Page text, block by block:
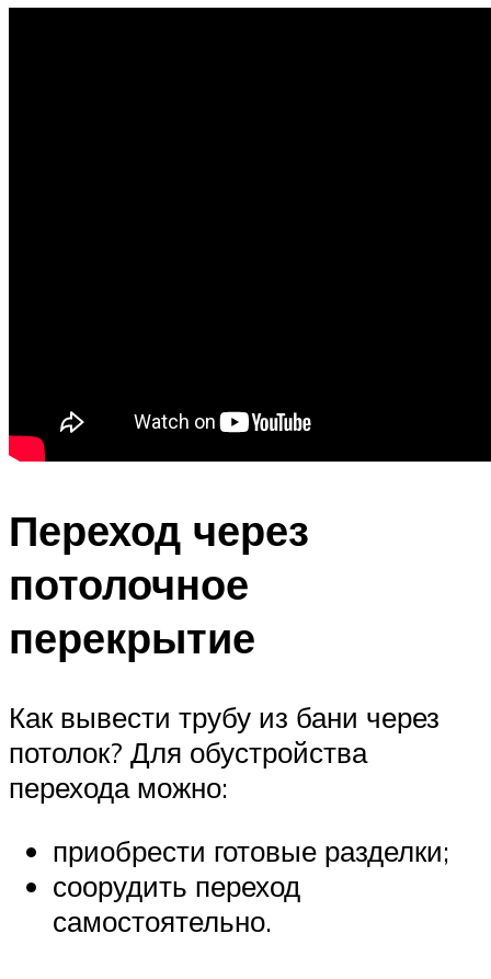
Переход через
потолочное
перекрытие
Как вывести трубу из бани через
потолок? Для обустройства
перехода можно:
приобрести готовые разделки;
соорудить переход
самостоятельно.